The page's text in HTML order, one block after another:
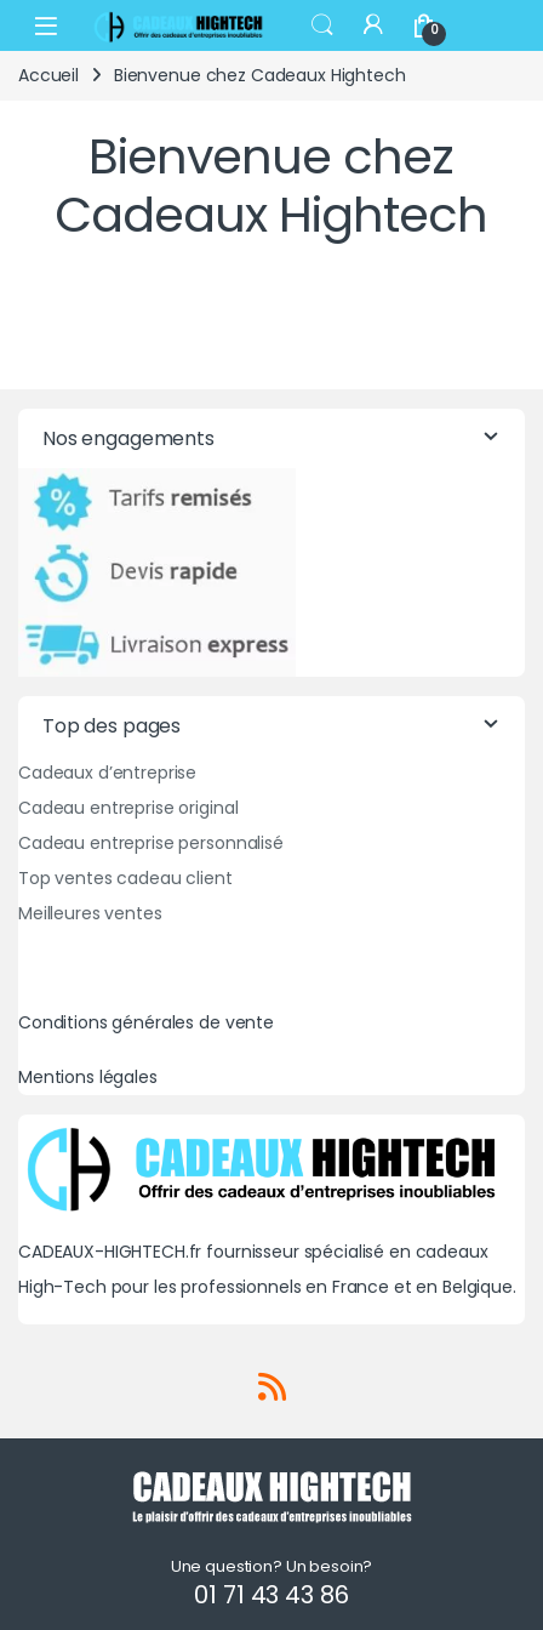
Skip to navigation
Skip to content
Open 0
Accueil Bienvenue chez Cadeaux Hightech
Bienvenue chez
Cadeaux Hightech
Nos engagements
Top des pages
Cadeaux d’entreprise
Cadeau entreprise original
Cadeau entreprise personnalisé
Top ventes cadeau client
Meilleures ventes
Conditions générales de vente
Mentions légales
CADEAUX-HIGHTECH.fr fournisseur spécialisé en cadeaux
High-Tech pour les professionnels en France et en Belgique.
Une question? Un besoin?
01 71 43 43 86